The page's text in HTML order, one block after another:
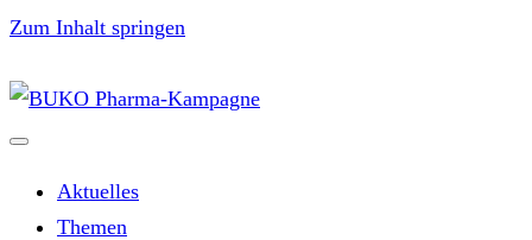
Zum Inhalt springen
Aktuelles
Themen